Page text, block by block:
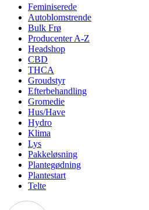
Feminiserede
Autoblomstrende
Bulk Frø
Producenter A-Z
Headshop
CBD
THCA
Groudstyr
Efterbehandling
Gromedie
Hus/Have
Hydro
Klima
Lys
Pakkeløsning
Plantegødning
Plantestart
Telte